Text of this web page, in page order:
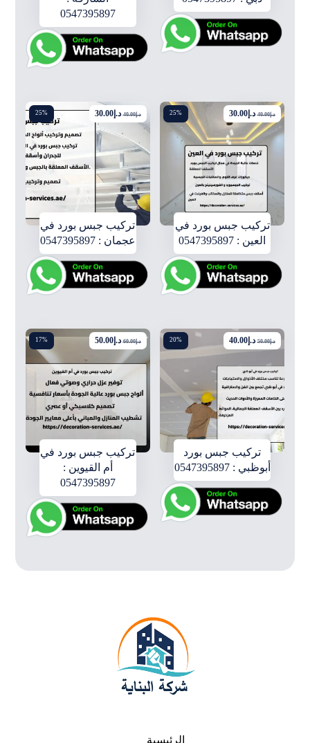
0547395897
25%
تركيب جبس بورد في
العين : 0547395897
د.إ40.00 د.إ30.00
25%
تركيب جبس بورد في
عجمان : 0547395897
د.إ40.00 د.إ30.00
20%
تركيب جبس بورد
أبوظبي : 0547395897
د.إ50.00 د.إ40.00
17%
تركيب جبس بورد في
أم القيوين :
0547395897
د.إ60.00 د.إ50.00
الرئيسية